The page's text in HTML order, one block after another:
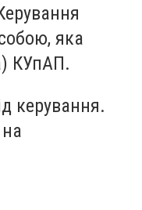
яка
КУпАП.
керування.